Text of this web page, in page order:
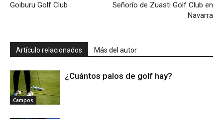
Goiburu Golf Club
Señorío de Zuasti Golf Club en
Navarra
Artículo relacionados Más del autor
Campos
¿Cuántos palos de golf hay?